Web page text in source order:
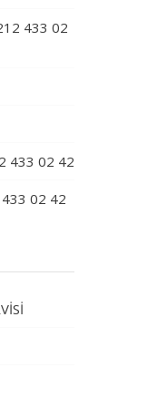
433 02
433 02 42
02 42